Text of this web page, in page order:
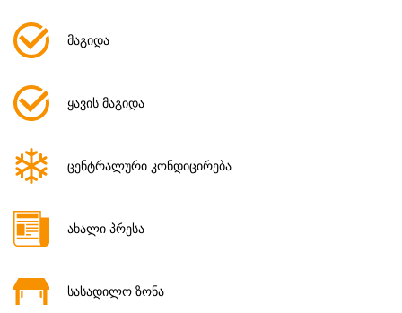
მაგიდა
ყავის მაგიდა
ცენტრალური კონდიცირება
ახალი პრესა
სასადილო ზონა